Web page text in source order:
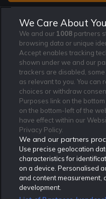
Jag vill få nyhetsbrev från
och villkor gäller. *
Rekatochklart.com är Sveriges ledande
Rekatochklart som en av världens bästa
Oscarsgala EGR Awards.
Rekatochklart är oberoende och ej
speltips, unika insättningsbonusar och
Affiliate Modell
Om Rekatochklart
Kontakta oss
Redaktionen
F.A.Q
We Care About
We and our 1008 partners
browsing data or unique
Accept enables tracking
shown under we and our
trackers are disabled,
as relevant to you. You can
choices or withdraw
Purposes link on the
on the bottom-left of the
have effect within our
Privacy Policy.
We and our partners
Use precise geolocation
characteristics for
on a device. Personalised
and content measurement,
development.